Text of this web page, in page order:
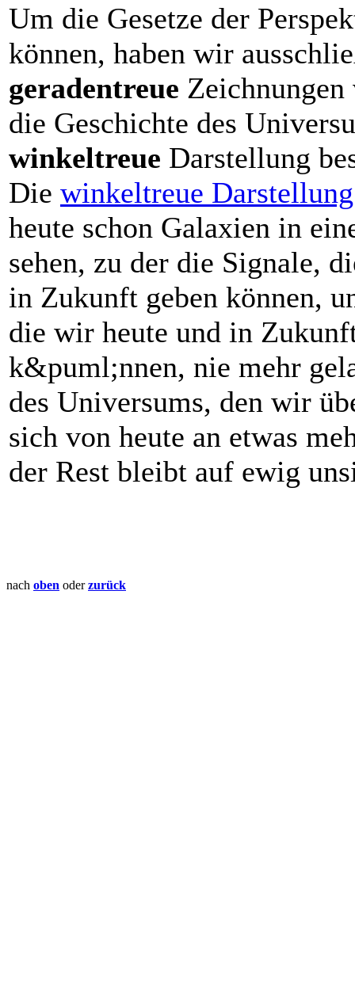
Um die Gesetze der
können, haben wir
geradentreue
die Geschichte des
winkeltreue Darstellung
Die winkeltreue Darstellung
heute schon Galaxien in
sehen, zu der die Signale,
in Zukunft geben können,
die wir heute und in
k&puml;nnen, nie mehr
des Universums, den wir
sich von heute an etwas
der Rest bleibt auf ewig
nach oben oderzurück